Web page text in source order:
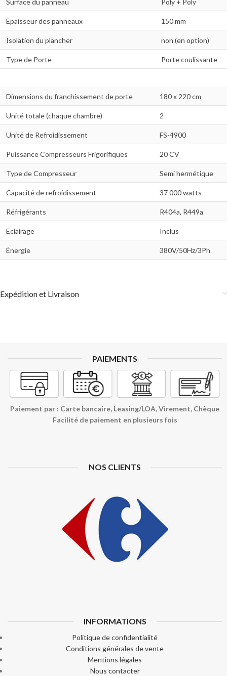
Épaisseur des panneaux 150 mm
Isolation du plancher non (en option)
Type de Porte Porte coulissante
Dimensions du franchissement de porte 180 x 220 cm
Unité totale (chaque chambre) 2
Unité de Refroidissement FS-4900
Puissance Compresseurs Frigorifiques 20 CV
Type de Compresseur Semi hermétique
Capacité de refroidissement 37 000 watts
Réfrigérants R404a, R449a
Éclairage Inclus
Énergie 380V/50Hz/3Ph
Expédition et Livraison
PAIEMENTS
Paiement par : Carte bancaire, Leasing/LOA, Virement, Chèque
Facilité de paiement en plusieurs fois
NOS CLIENTS
INFORMATIONS
Politique de confidentialité
Conditions générales de vente
Mentions légales
Nous contacter